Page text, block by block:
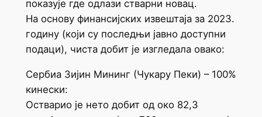
показује где одлази стварни новац.
На основу финансијских извештаја за 2023.
годину (који су последњи јавно доступни
подаци), чиста добит је изгледала овако:
Сербиа Зијин Мининг (Чукару Пеки) – 100%
кинески:
Остварио је нето добит од око 82,3